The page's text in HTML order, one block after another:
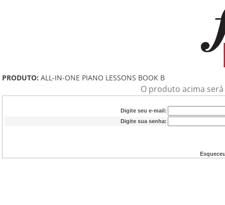
PRODUTO: ALL-IN-ONE PIANO LESSONS BOOK B
O produto acima
Digite seu e-mail:
Digite sua senha: